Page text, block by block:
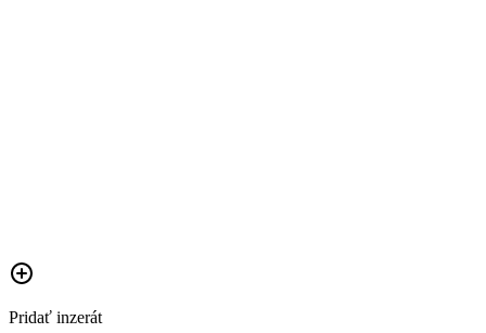
Pridať inzerát